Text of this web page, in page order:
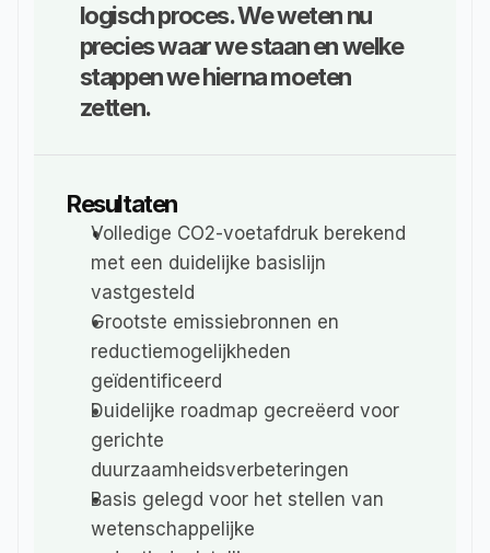
logisch proces. We weten nu
precies waar we staan en welke
stappen we hierna moeten
zetten.
Resultaten
Volledige CO2-voetafdruk berekend
met een duidelijke basislijn
vastgesteld
Grootste emissiebronnen en
reductiemogelijkheden
geïdentificeerd
Duidelijke roadmap gecreëerd voor
gerichte
duurzaamheidsverbeteringen
Basis gelegd voor het stellen van
wetenschappelijke